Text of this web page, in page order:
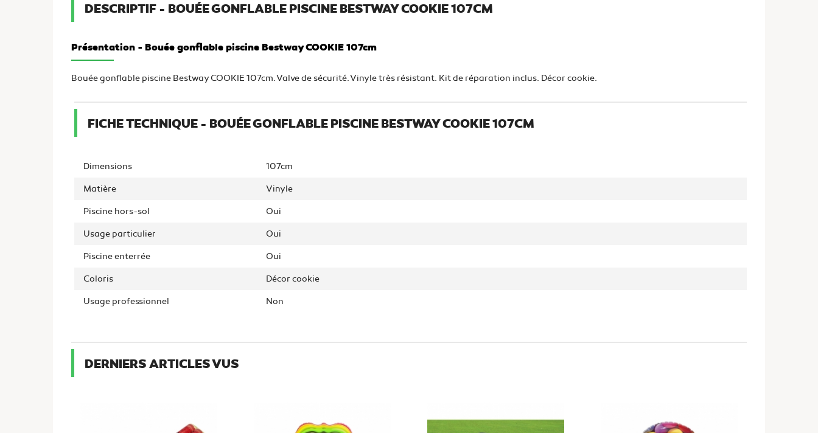
DESCRIPTIF - BOUÉE GONFLABLE PISCINE BESTWAY COOKIE 107CM
Présentation - Bouée gonflable piscine Bestway COOKIE 107cm
Bouée gonflable piscine Bestway COOKIE 107cm. Valve de sécurité. Vinyle très résistant. Kit de réparation inclus. Décor cookie.
FICHE TECHNIQUE - BOUÉE GONFLABLE PISCINE BESTWAY COOKIE 107CM
Dimensions 107cm
Matière Vinyle
Piscine hors-sol Oui
Usage particulier Oui
Piscine enterrée Oui
Coloris Décor cookie
Usage professionnel Non
DERNIERS ARTICLES VUS